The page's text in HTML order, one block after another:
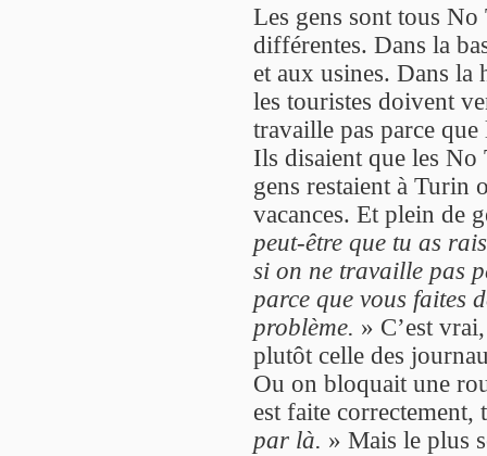
Les gens sont tous
différentes. Dans la
et aux usines. Dans la
les touristes doivent
travaille pas parce
Ils disaient que les
gens restaient à Turin
vacances. Et plein de
peut-être que tu as
si on ne travaille pas
parce que vous faites
problème. » C’est
plutôt celle des
Ou on bloquait une
est faite
par là. » Mais le plus